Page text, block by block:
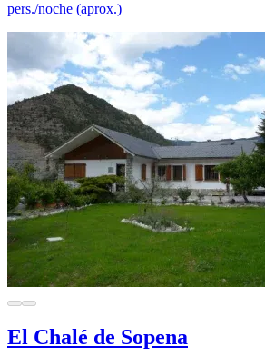
pers./noche (aprox.)
El Chalé de Sopena